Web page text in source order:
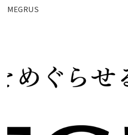
MEGRUS